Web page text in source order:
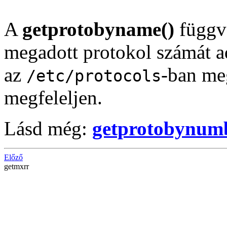
A getprotobyname()
megadott protokol számát
az /etc/protocols-ban
megfeleljen.
Lásd még:
Előző
getmxrr